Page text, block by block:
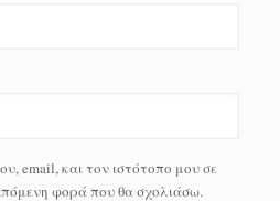
email, και τον ιστότοπο μου σε
φορά που θα σχολιάσω.